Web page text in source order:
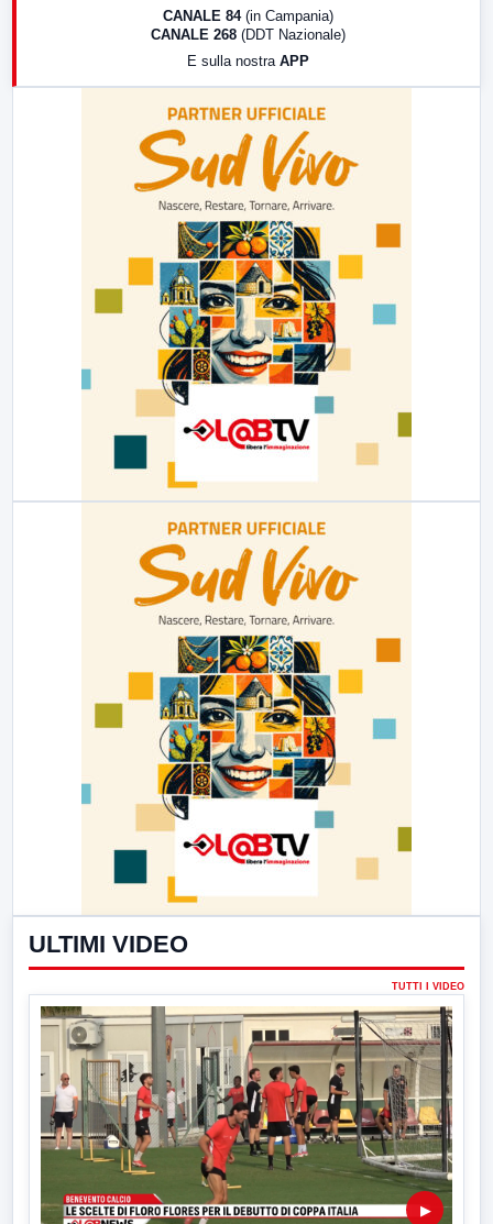
CANALE 84 (in Campania)
CANALE 268 (DDT Nazionale)
E sulla nostra APP
ULTIMI VIDEO
TUTTI I VIDEO
▶